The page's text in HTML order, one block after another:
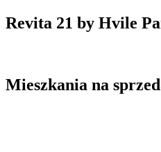
Revita 21 by Hvile
Mieszkania na